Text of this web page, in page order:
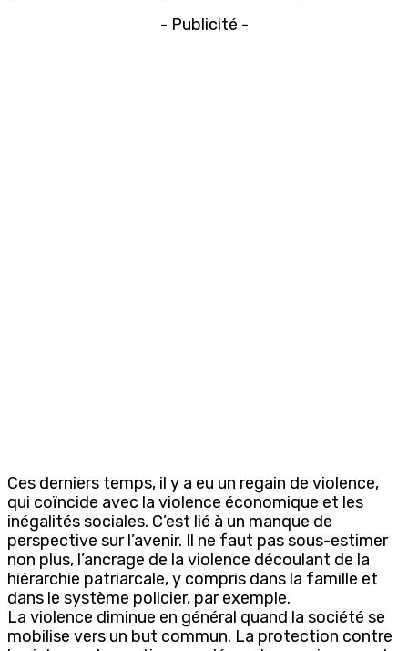
- Publicité -
Ces derniers temps, il y a eu un regain de violence,
qui coïncide avec la violence économique et les
inégalités sociales. C’est lié à un manque de
perspective sur l’avenir. Il ne faut pas sous-estimer
non plus, l’ancrage de la violence découlant de la
hiérarchie patriarcale, y compris dans la famille et
dans le système policier, par exemple.
La violence diminue en général quand la société se
mobilise vers un but commun. La protection contre